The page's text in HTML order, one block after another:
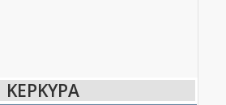
ΚΕΡΚΥΡΑ